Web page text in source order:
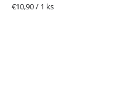
Jednotková
€10,90 / 1 ks